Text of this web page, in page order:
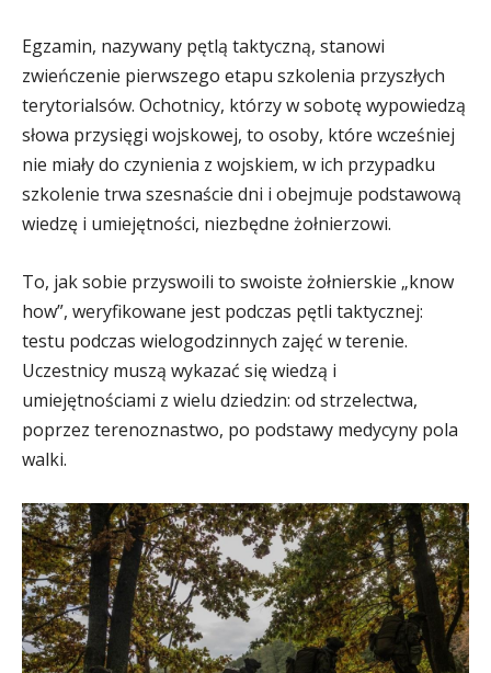
Egzamin, nazywany pętlą taktyczną, stanowi
zwieńczenie pierwszego etapu szkolenia przyszłych
terytorialsów. Ochotnicy, którzy w sobotę wypowiedzą
słowa przysięgi wojskowej, to osoby, które wcześniej
nie miały do czynienia z wojskiem, w ich przypadku
szkolenie trwa szesnaście dni i obejmuje podstawową
wiedzę i umiejętności, niezbędne żołnierzowi.
To, jak sobie przyswoili to swoiste żołnierskie „know
how”, weryfikowane jest podczas pętli taktycznej:
testu podczas wielogodzinnych zajęć w terenie.
Uczestnicy muszą wykazać się wiedzą i
umiejętnościami z wielu dziedzin: od strzelectwa,
poprzez terenoznastwo, po podstawy medycyny pola
walki.